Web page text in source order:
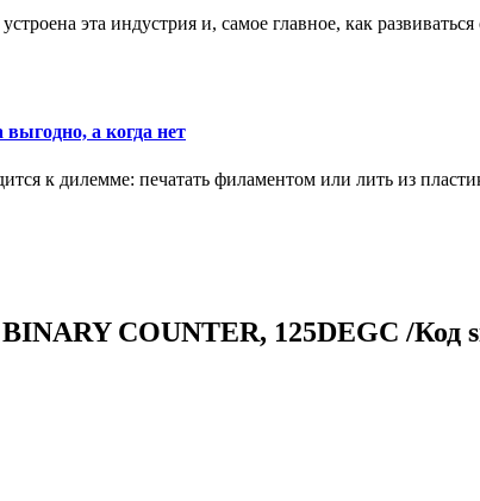
эта индустрия и, самое главное, как
а когда нет
к дилемме: печатать филаментом или лить из
COUNTER, 125DEGC /Код